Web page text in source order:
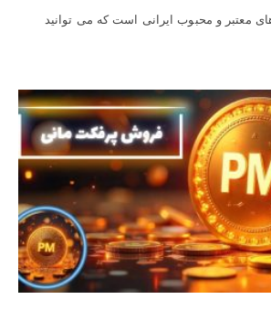
معتبر و محبوب ایرانی است که می توانید